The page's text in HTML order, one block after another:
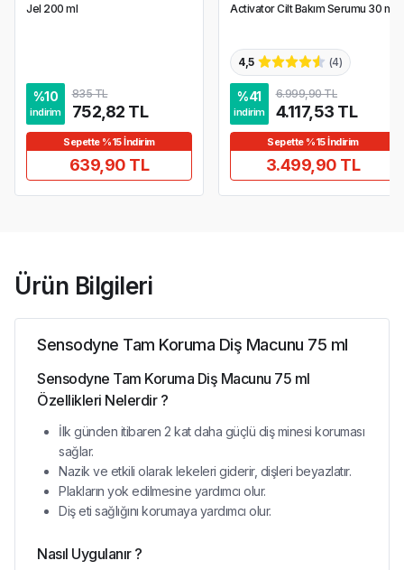
Jel 200 ml
%10
indirim
835 TL
752,82 TL
Sepette %15 İndirim
639,90 TL
Activator Cilt Bakım Serumu 30 ml
4,5 (4)
%41
indirim
6.999,90 TL
4.117,53 TL
Sepette %15 İndirim
3.499,90 TL
Ürün Bilgileri
Sensodyne Tam Koruma Diş Macunu 75 ml
Sensodyne Tam Koruma Diş Macunu 75 ml
Özellikleri Nelerdir ?
İlk günden itibaren 2 kat daha güçlü diş minesi koruması
sağlar.
Nazik ve etkili olarak lekeleri giderir, dişleri beyazlatır.
Plakların yok edilmesine yardımcı olur.
Diş eti sağlığını korumaya yardımcı olur.
Nasıl Uygulanır ?